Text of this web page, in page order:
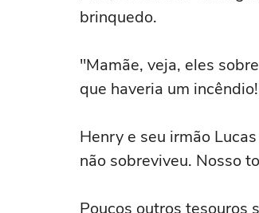
brinquedo.
"Mamãe, veja, eles
que haveria um
Henry e seu irmão
não sobreviveu. Nosso
Poucos outros tesouros